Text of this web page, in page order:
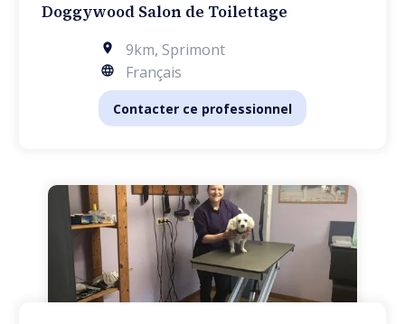
Doggywood Salon de Toilettage
9km, Sprimont
Français
Contacter ce professionnel